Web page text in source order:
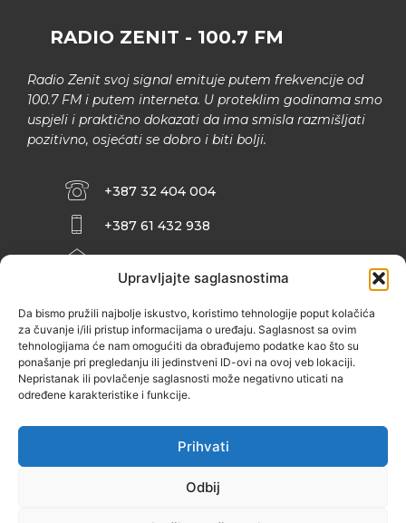
Upravljajte saglasnostima
Da bismo pružili najbolje iskustvo, koristimo tehnologije poput kolačića
za čuvanje i/ili pristup informacijama o uređaju. Saglasnost sa ovim
tehnologijama će nam omogućiti da obrađujemo podatke kao što su
ponašanje pri pregledanju ili jedinstveni ID-ovi na ovoj veb lokaciji.
Nepristanak ili povlačenje saglasnosti može negativno uticati na
određene karakteristike i funkcije.
Prihvati
Odbij
RADIO ZENIT - 100.7 FM
Radio Zenit svoj signal emituje putem frekvencije od
100.7 FM i putem interneta. U proteklim godinama smo
uspjeli i praktično dokazati da ima smisla razmišljati
pozitivno, osjećati se dobro i biti bolji.
+387 32 404 004
+387 61 432 938
INFO@ZENIT.BA
ZENIČANKA, 3. SPRAT), 72000 ZENICA